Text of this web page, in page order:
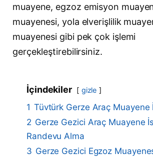
muayene, egzoz emisyon
muayenesi, yola elverişlilik
muayenesi gibi pek çok işlemi
gerçekleştirebilirsiniz.
İçindekiler gizle
1 Tüvtürk Gerze Araç Muayene
2 Gerze Gezici Araç Muayene
Randevu Alma
3 Gerze Gezici Egzoz